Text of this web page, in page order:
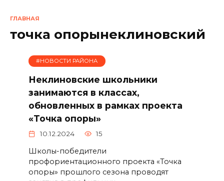
ГЛАВНАЯ
точка опорынеклиновский
#НОВОСТИ РАЙОНА
Неклиновские школьники
занимаются в классах,
обновленных в рамках проекта
«Точка опоры»
10.12.2024 15
Школы-победители
профориентационного проекта «Точка
опоры» прошлого сезона проводят